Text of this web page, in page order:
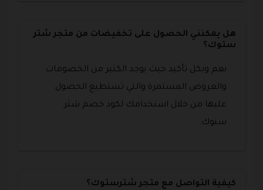
هل يمكنني الحصول على تخفيضات من متجر شتر
ستوك؟
نعم وبكل تأكيد حيث يوجد الكثير من الخصومات
والعروض المستمرة والتي تستطيع الحصول
عليها من خلال استخدامك لكود خصم شتر
ستوك.
كيفية التواصل مع متجر شترستوك؟